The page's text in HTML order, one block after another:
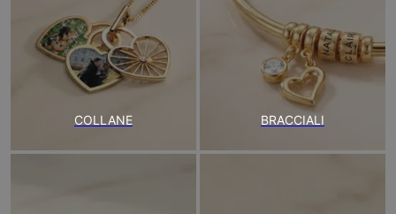
COLLANE BRACCIALI